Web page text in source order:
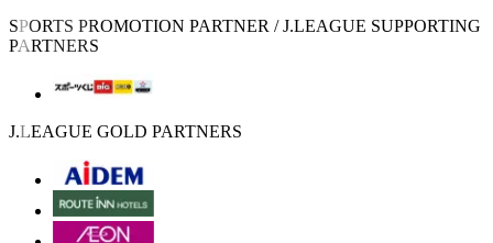
SPORTS PROMOTION PARTNER / J.LEAGUE SUPPORTING
PARTNERS
J.LEAGUE GOLD PARTNERS